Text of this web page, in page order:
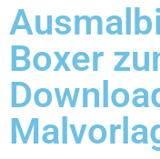
Boxer